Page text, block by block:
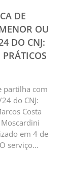
DE
OU
DO CNJ:
partilha com
do CNJ:
Costa
em 4 de
serviço...